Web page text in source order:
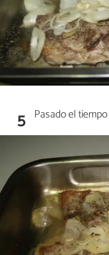
5 Pasado el